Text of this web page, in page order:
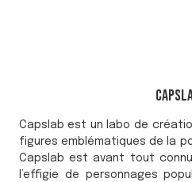
Capslab est un labo de
figures emblématiques de la
Capslab est avant tout
l’effigie de personnages